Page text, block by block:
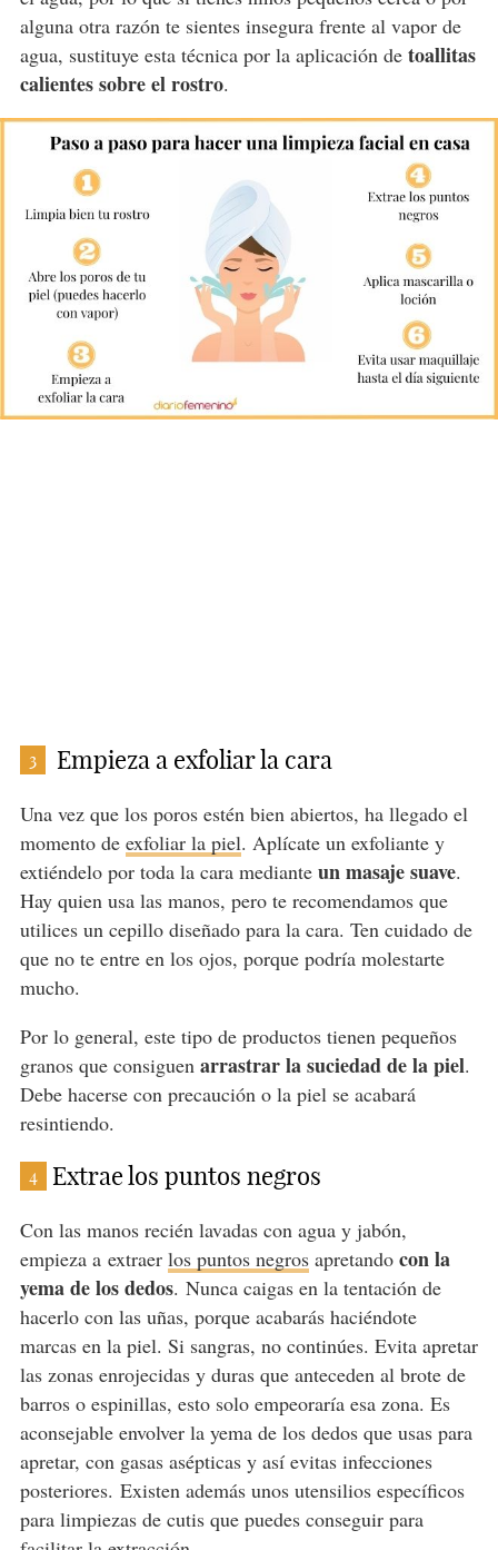
alguna otra razón te sientes insegura frente al vapor de
agua, sustituye esta técnica por la aplicación de toallitas
calientes sobre el rostro.
3 Empieza a exfoliar la cara
Una vez que los poros estén bien abiertos, ha llegado el
momento de exfoliar la piel. Aplícate un exfoliante y
extiéndelo por toda la cara medianteun masaje suave.
Hay quien usa las manos, pero te recomendamos que
utilices un cepillo diseñado para la cara. Ten cuidado de
que no te entre en los ojos, porque podría molestarte
mucho.
Por lo general, este tipo de productos tienen pequeños
granos que consiguenarrastrar la suciedad de la piel.
Debe hacerse con precaución o la piel se acabará
resintiendo.
4 Extrae los puntos negros
Con las manos recién lavadas con agua y jabón,
empieza a extraer los puntos negrosapretandocon la
yema de los dedos. Nunca caigas en la tentación de
hacerlo con las uñas, porque acabarás haciéndote
marcas en la piel. Si sangras, no continúes. Evita apretar
las zonas enrojecidas y duras que anteceden al brote de
barros o espinillas, esto solo empeoraría esa zona. Es
aconsejable envolver la yema de los dedos que usas para
apretar, con gasas asépticas y así evitas infecciones
posteriores. Existen además unos utensilios específicos
para limpiezas de cutis que puedes conseguir para